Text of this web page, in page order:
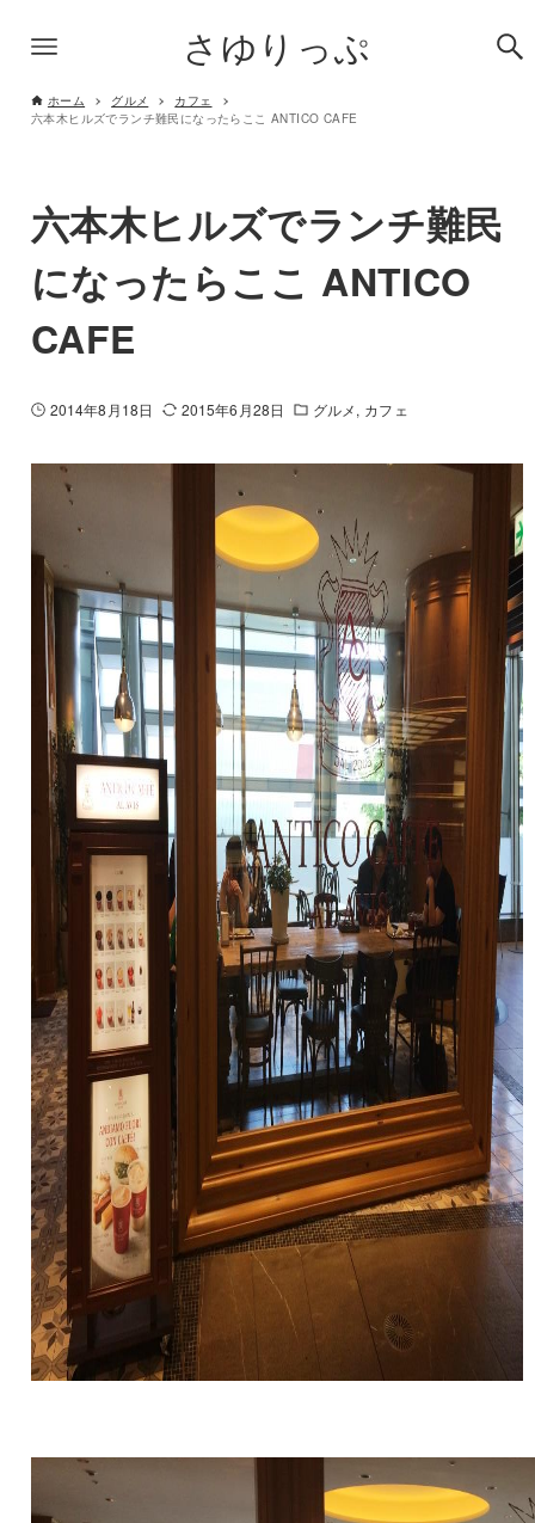
さゆりっぷ
ホーム グルメ
カフェ
六本木ヒルズでランチ難民になったらここ ANTICO CAFE
六本木ヒルズでランチ難民
になったらここ ANTICO
CAFE
2014年8月18日 2015年6月28日 グルメ カフェ